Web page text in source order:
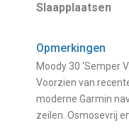
Slaapplaatsen
Opmerkingen
Moody 30 ‘Semper
Voorzien van
moderne Garmin
zeilen. Osmosevrij